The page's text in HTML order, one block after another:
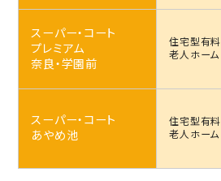
スーパー・コート
プレミアム
奈良・学園前
住宅型有料
老人ホーム
スーパー・コート
あやめ池
住宅型有料
老人ホーム